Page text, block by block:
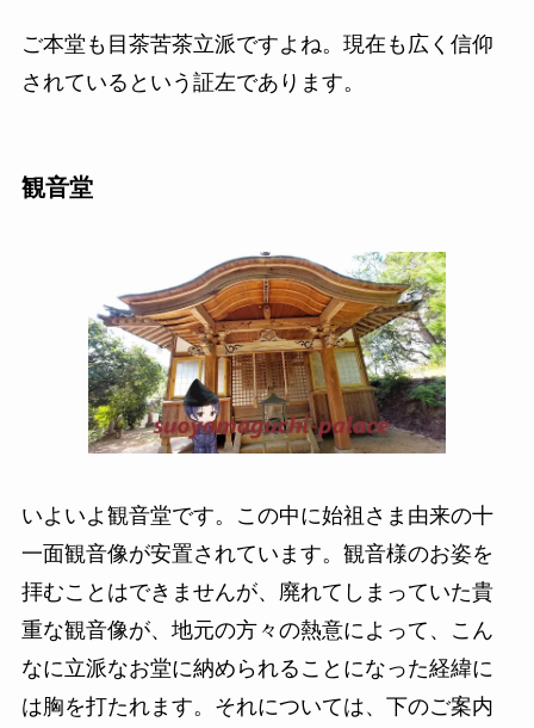
ご本堂も目茶苦茶立派ですよね。現在も広く信仰
されているという証左であります。
観音堂
いよいよ観音堂です。この中に始祖さま由来の十
一面観音像が安置されています。観音様のお姿を
拝むことはできませんが、廃れてしまっていた貴
重な観音像が、地元の方々の熱意によって、こん
なに立派なお堂に納められることになった経緯に
は胸を打たれます。それについては、下のご案内